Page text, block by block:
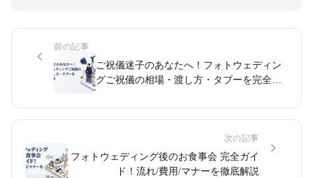
前の記事
ご祝儀迷子のあなたへ！フォトウェディン
グご祝儀の相場・渡し方・タブーを完全ガ
次の記事
フォトウェディング後のお食事会 完全ガイ
ド！流れ/費用/マナーを徹底解説